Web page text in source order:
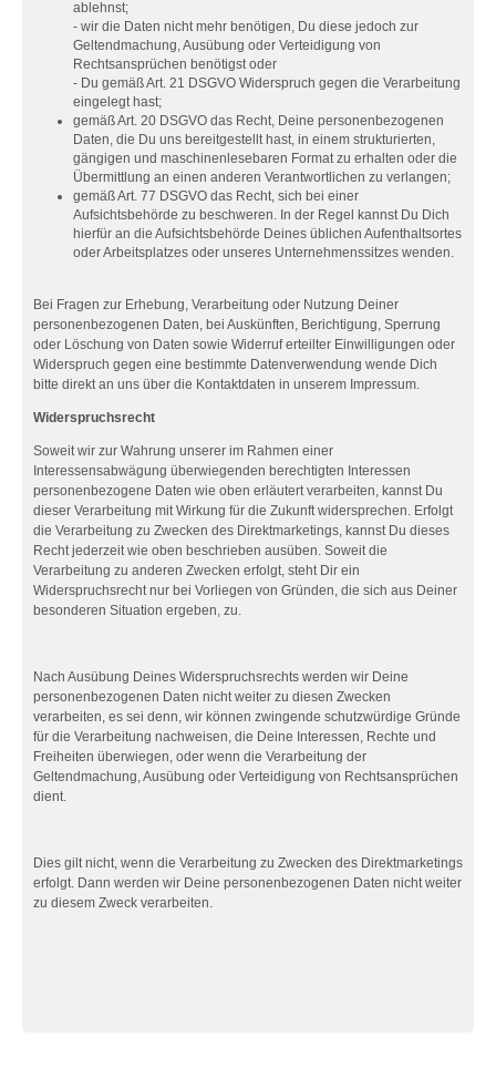
ablehnst;
- wir die Daten nicht mehr benötigen, Du diese jedoch zur
Geltendmachung, Ausübung oder Verteidigung von
Rechtsansprüchen benötigst oder
- Du gemäß Art. 21 DSGVO Widerspruch gegen die Verarbeitung
eingelegt hast;
gemäß Art. 20 DSGVO das Recht, Deine personenbezogenen
Daten, die Du uns bereitgestellt hast, in einem strukturierten,
gängigen und maschinenlesebaren Format zu erhalten oder die
Übermittlung an einen anderen Verantwortlichen zu verlangen;
gemäß Art. 77 DSGVO das Recht, sich bei einer
Aufsichtsbehörde zu beschweren. In der Regel kannst Du Dich
hierfür an die Aufsichtsbehörde Deines üblichen Aufenthaltsortes
oder Arbeitsplatzes oder unseres Unternehmenssitzes wenden.
Bei Fragen zur Erhebung, Verarbeitung oder Nutzung Deiner
personenbezogenen Daten, bei Auskünften, Berichtigung, Sperrung
oder Löschung von Daten sowie Widerruf erteilter Einwilligungen oder
Widerspruch gegen eine bestimmte Datenverwendung wende Dich
bitte direkt an uns über die Kontaktdaten in unserem Impressum.
Widerspruchsrecht
Soweit wir zur Wahrung unserer im Rahmen einer
Interessensabwägung überwiegenden berechtigten Interessen
personenbezogene Daten wie oben erläutert verarbeiten, kannst Du
dieser Verarbeitung mit Wirkung für die Zukunft widersprechen. Erfolgt
die Verarbeitung zu Zwecken des Direktmarketings, kannst Du dieses
Recht jederzeit wie oben beschrieben ausüben. Soweit die
Verarbeitung zu anderen Zwecken erfolgt, steht Dir ein
Widerspruchsrecht nur bei Vorliegen von Gründen, die sich aus Deiner
besonderen Situation ergeben, zu.
Nach Ausübung Deines Widerspruchsrechts werden wir Deine
personenbezogenen Daten nicht weiter zu diesen Zwecken
verarbeiten, es sei denn, wir können zwingende schutzwürdige Gründe
für die Verarbeitung nachweisen, die Deine Interessen, Rechte und
Freiheiten überwiegen, oder wenn die Verarbeitung der
Geltendmachung, Ausübung oder Verteidigung von Rechtsansprüchen
dient.
Dies gilt nicht, wenn die Verarbeitung zu Zwecken des Direktmarketings
erfolgt. Dann werden wir Deine personenbezogenen Daten nicht weiter
zu diesem Zweck verarbeiten.